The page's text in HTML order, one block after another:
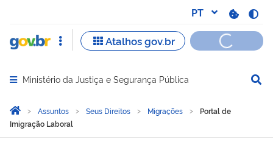
Abrir menu principal de navegação
Ministério da Justiça e Segurança Pública
Você está aqui:
Página Inicial
Assuntos Seus Direitos Migrações
Portal de
Imigração Laboral